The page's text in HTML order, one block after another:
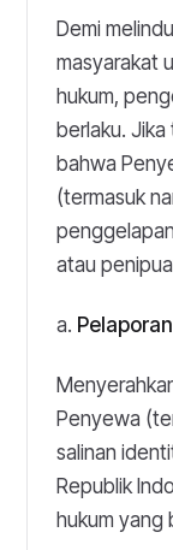
Demi
masyarakat
hukum,
berlaku.
bahwa
(termasuk
atau
a.
Penyewa
salinan
Republik
hukum yang